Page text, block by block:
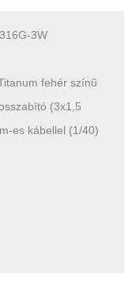
3W
fehér színű
(3x1,5
es kábellel (1/40)